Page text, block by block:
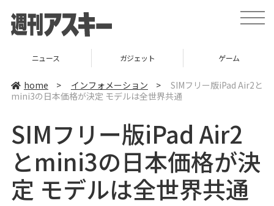
t
o
v
n
ニュース ガジェット ゲーム
home > インフォメーション >
SIMフリー版iPad Air2と
mini3の日本価格が決定 モデルは全世界共通
SIMフリー版iPad Air2
とmini3の日本価格が決
定 モデルは全世界共通